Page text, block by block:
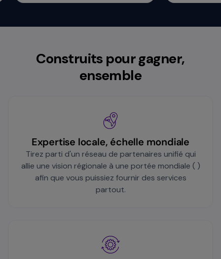
Construits pour gagner,
ensemble
Expertise locale, échelle mondiale
Tirez parti d'un réseau de partenaires unifié qui
allie une vision régionale à une portée mondiale ( )
afin que vous puissiez fournir des services
partout.